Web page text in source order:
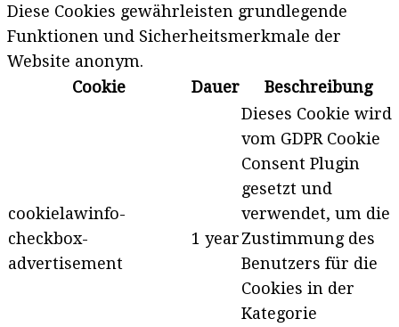
Diese Cookies gewährleisten grundlegende
Funktionen und Sicherheitsmerkmale der
Website anonym.
Cookie
Dauer Beschreibung
cookielawinfo-
checkbox-
advertisement
1 year
Dieses Cookie wird
vom GDPR Cookie
Consent Plugin
gesetzt und
verwendet, um die
Zustimmung des
Benutzers für die
Cookies in der
Kategorie